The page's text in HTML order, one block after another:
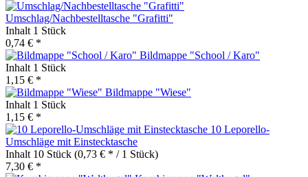
Umschlag/Nachbestelltasche "Grafitti"
Inhalt 1 Stück
0,74 € *
Bildmappe "School / Karo"
Inhalt 1 Stück
1,15 € *
Bildmappe "Wiese"
Inhalt 1 Stück
1,15 € *
10 Leporello-
Umschläge mit Einstecktasche
Inhalt 10 Stück (0,73 € * / 1 Stück)
7,30 € *